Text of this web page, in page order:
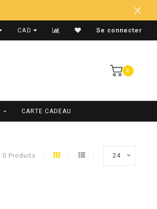
Expédition Rapide
CAD Se connecter
0
CARTE CADEAU
0 Produits 24